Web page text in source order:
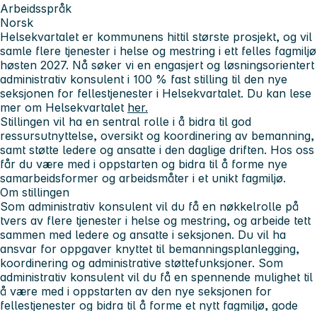
Arbeidsspråk
Norsk
Helsekvartalet er kommunens hittil største prosjekt, og vil
samle flere tjenester i helse og mestring i ett felles fagmiljø
høsten 2027. Nå søker vi en engasjert og løsningsorientert
administrativ konsulent i 100 % fast stilling til den nye
seksjonen for fellestjenester i Helsekvartalet. Du kan lese
mer om Helsekvartalet her.
Stillingen vil ha en sentral rolle i å bidra til god
ressursutnyttelse, oversikt og koordinering av bemanning,
samt støtte ledere og ansatte i den daglige driften. Hos oss
får du være med i oppstarten og bidra til å forme nye
samarbeidsformer og arbeidsmåter i et unikt fagmiljø.
Om stillingen
Som administrativ konsulent vil du få en nøkkelrolle på
tvers av flere tjenester i helse og mestring, og arbeide tett
sammen med ledere og ansatte i seksjonen. Du vil ha
ansvar for oppgaver knyttet til bemanningsplanlegging,
koordinering og administrative støttefunksjoner. Som
administrativ konsulent vil du få en spennende mulighet til
å være med i oppstarten av den nye seksjonen for
fellestjenester og bidra til å forme et nytt fagmiljø, gode